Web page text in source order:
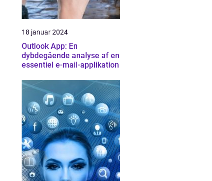
18 januar 2024
Outlook App: En
dybdegående analyse af en
essentiel e-mail-applikation